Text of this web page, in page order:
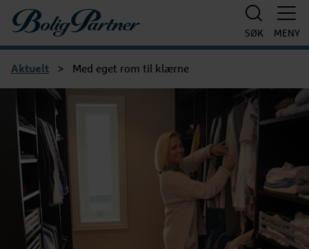
Boligpartner
SØK MENY
Aktuelt > Med eget rom til klærne